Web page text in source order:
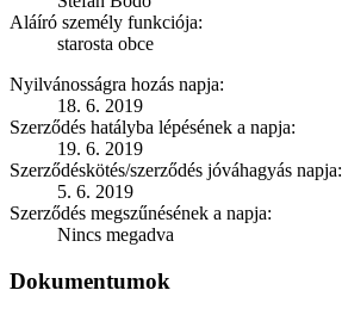
Aláíró személy funkciója:
starosta obce
Nyilvánosságra hozás napja:
18. 6. 2019
Szerződés hatályba lépésének a napja:
19. 6. 2019
Szerződéskötés/szerződés jóváhagyás napja:
5. 6. 2019
Szerződés megszűnésének a napja:
Nincs megadva
Dokumentumok